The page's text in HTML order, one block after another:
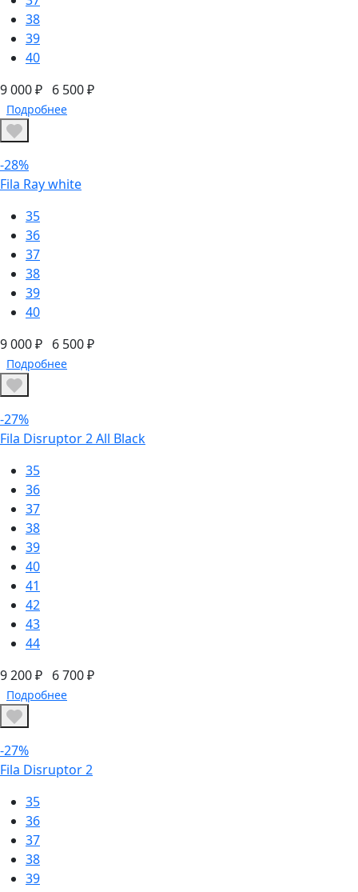
38
39
40
9 000 ₽ 6 500 ₽
Подробнее
-28%
Fila Ray white
35
36
37
38
39
40
9 000 ₽ 6 500 ₽
Подробнее
-27%
Fila Disruptor 2 All Black
35
36
37
38
39
40
41
42
43
44
9 200 ₽ 6 700 ₽
Подробнее
-27%
Fila Disruptor 2
35
36
37
38
39